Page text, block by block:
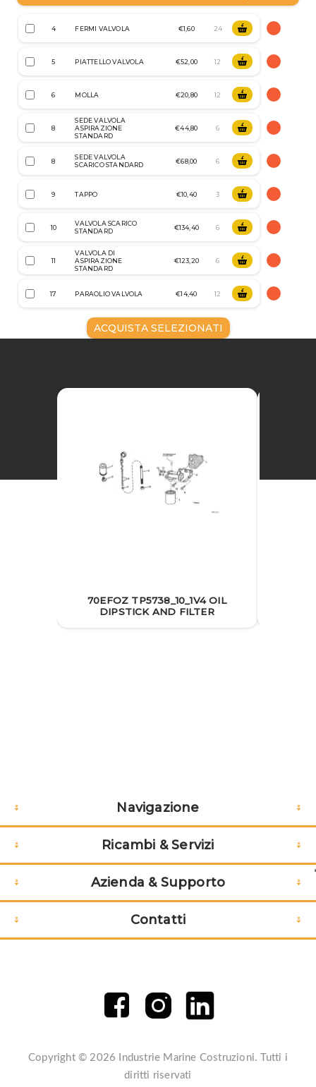
4 FERMI VALVOLA €1,60
5 PIATTELLO VALVOLA €52,00
6 MOLLA €20,80
8
SEDE VALVOLA
ASPIRAZIONE
STANDARD
€44,80
8
SEDE VALVOLA
SCARICO STANDARD
€68,00
9 TAPPO €10,40
10
VALVOLA SCARICO
STANDARD
€134,40
11
VALVOLA DI
ASPIRAZIONE
STANDARD
€123,20
17 PARAOLIO VALVOLA €14,40
ACQUISTA SELEZIONATI
70EFOZ TP5738_10_1V4 OIL
DIPSTICK AND FILTER
Navigazione
Ricambi & Servizi
Azienda & Supporto
Contatti
Copyright © 2026 Industrie Marine Costruzioni. Tutti i
diritti riservati